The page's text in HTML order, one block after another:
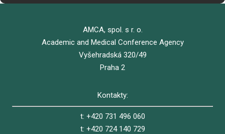
AMCA, spol. s r. o.
Academic and Medical Conference Agency
Vyšehradská 320/49
Praha 2
Kontakty:
t: +420 731 496 060
t: +420 724 140 729